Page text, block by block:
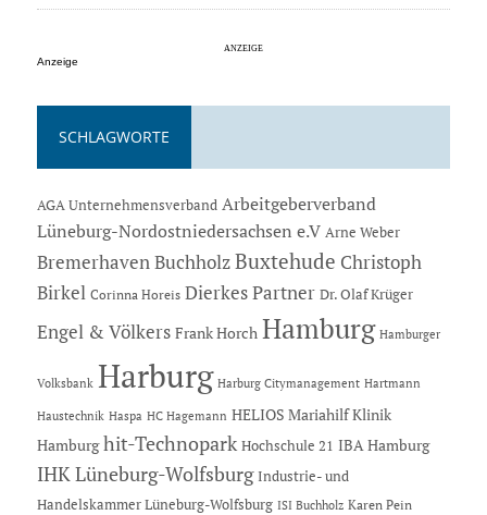
Anzeige
SCHLAGWORTE
AGA Unternehmensverband Arbeitgeberverband
Lüneburg-Nordostniedersachsen e.V Arne Weber
Bremerhaven Buchholz Buxtehude Christoph
Birkel Corinna Horeis Dierkes Partner Dr. Olaf Krüger
Engel & Völkers Frank Horch Hamburg Hamburger
Volksbank Harburg Harburg Citymanagement Hartmann
Haustechnik Haspa HC Hagemann HELIOS Mariahilf Klinik
Hamburg hit-Technopark Hochschule 21 IBA Hamburg
IHK Lüneburg-Wolfsburg Industrie- und
Handelskammer Lüneburg-Wolfsburg ISI Buchholz Karen Pein